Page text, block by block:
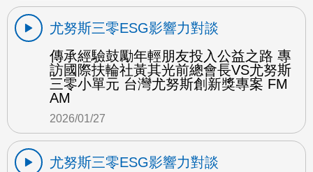
尤努斯三零ESG影響力對談
傳承經驗鼓勵年輕朋友投入公益之路 專
訪國際扶輪社黃其光前總會長VS尤努斯
三零小單元 台灣尤努斯創新獎專案 FM
AM
2026/01/27
尤努斯三零ESG影響力對談